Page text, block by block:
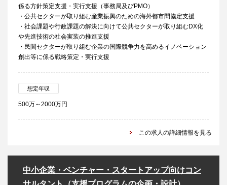
係る方針策定支援・実行支援（事務局及びPMO）
・公共セクターが取り組む産業振興のための海外都市間協定支援
・社会課題や行政課題の解決に向けて公共セクターが取り組むDX化
や先進技術の社会実装の推進支援
・民間セクターが取り組む企業の国際競争力を高めるイノベーション
創出等に係る戦略策定・実行支援
想定年収
500万～2000万円
この求人の詳細情報を見る
中小企業・ベンチャー・スタートアップ向けコン